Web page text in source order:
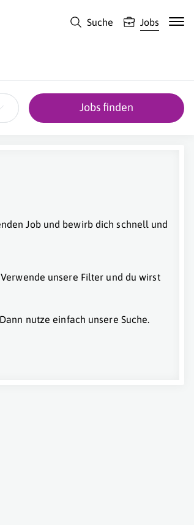
Suche Jobs
Jobs finden
Job und bewirb dich schnell und
unsere Filter und du wirst
nutze einfach unsere Suche.